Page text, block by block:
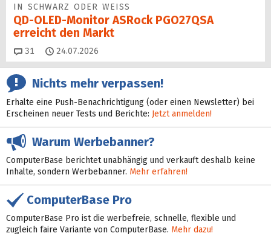
IN SCHWARZ ODER WEISS
QD-OLED-Monitor ASRock PGO27QSA
erreicht den Markt
31 Kommentare
24.07.2026
Nichts mehr verpassen!
Erhalte eine Push-Benachrichtigung (oder einen Newsletter) bei
Erscheinen neuer Tests und Berichte: Jetzt anmelden!
Warum Werbebanner?
ComputerBase berichtet unabhängig und verkauft deshalb keine
Inhalte, sondern Werbebanner. Mehr erfahren!
ComputerBase Pro
ComputerBase Pro ist die werbefreie, schnelle, flexible und
zugleich faire Variante von ComputerBase. Mehr dazu!